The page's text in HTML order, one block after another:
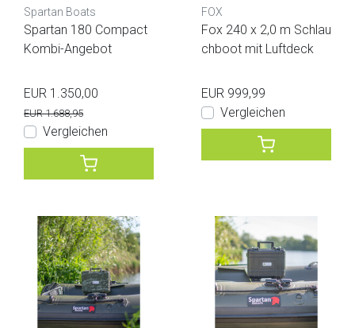
Spartan Boats
Spartan 180 Compact
Kombi-Angebot
EUR 1.350,00
EUR 1.688,95
Vergleichen
FOX
Fox 240 x 2,0 m Schlau
chboot mit Luftdeck
EUR 999,99
Vergleichen